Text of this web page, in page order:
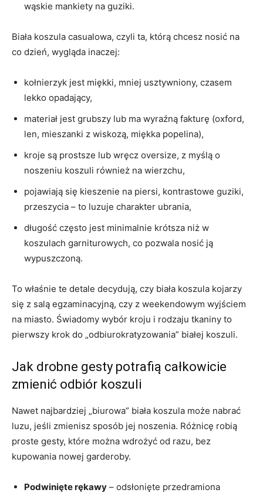
wąskie mankiety na guziki.
Biała koszula casualowa, czyli ta, którą chcesz nosić na
co dzień, wygląda inaczej:
kołnierzyk jest miękki, mniej usztywniony, czasem
lekko opadający,
materiał jest grubszy lub ma wyraźną fakturę (oxford,
len, mieszanki z wiskozą, miękka popelina),
kroje są prostsze lub wręcz oversize, z myślą o
noszeniu koszuli również na wierzchu,
pojawiają się kieszenie na piersi, kontrastowe guziki,
przeszycia – to luzuje charakter ubrania,
długość często jest minimalnie krótsza niż w
koszulach garniturowych, co pozwala nosić ją
wypuszczoną.
To właśnie te detale decydują, czy biała koszula kojarzy
się z salą egzaminacyjną, czy z weekendowym wyjściem
na miasto. Świadomy wybór kroju i rodzaju tkaniny to
pierwszy krok do „odbiurokratyzowania” białej koszuli.
Jak drobne gesty potrafią całkowicie
zmienić odbiór koszuli
Nawet najbardziej „biurowa” biała koszula może nabrać
luzu, jeśli zmienisz sposób jej noszenia. Różnicę robią
proste gesty, które można wdrożyć od razu, bez
kupowania nowej garderoby.
Podwinięte rękawy – odsłonięte przedramiona